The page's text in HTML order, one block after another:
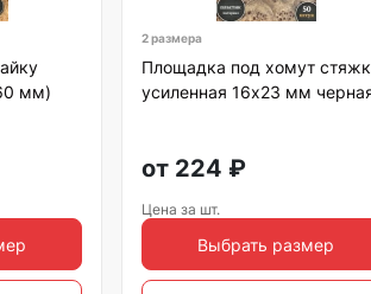
мм)
2 размера
Площадка под хомут
усиленная 16х23 мм
от 224 ₽
Цена за шт.
Выбрать размер